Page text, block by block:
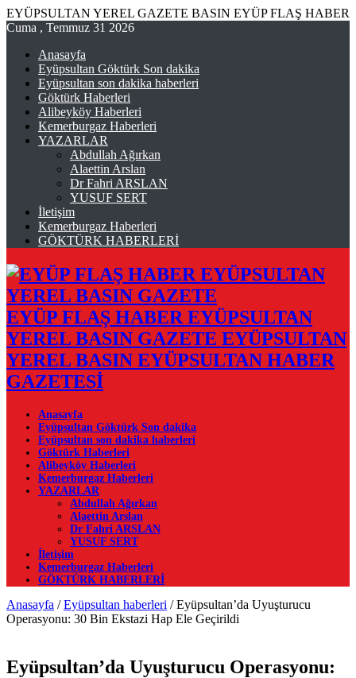
EYÜPSULTAN YEREL GAZETE BASIN EYÜP FLAŞ HABER
Cuma , Temmuz 31 2026
Anasayfa
Eyüpsultan Göktürk Son dakika
Eyüpsultan son dakika haberleri
Göktürk Haberleri
Alibeyköy Haberleri
Kemerburgaz Haberleri
YAZARLAR
Abdullah Ağırkan
Alaettin Arslan
Dr Fahri ARSLAN
YUSUF SERT
İletişim
Kemerburgaz Haberleri
GÖKTÜRK HABERLERİ
EYÜP FLAŞ HABER EYÜPSULTAN
YEREL BASIN GAZETE EYÜPSULTAN
YEREL BASIN EYÜPSULTAN HABER
GAZETESİ
Anasayfa
Eyüpsultan Göktürk Son dakika
Eyüpsultan son dakika haberleri
Göktürk Haberleri
Alibeyköy Haberleri
Kemerburgaz Haberleri
YAZARLAR
Abdullah Ağırkan
Alaettin Arslan
Dr Fahri ARSLAN
YUSUF SERT
İletişim
Kemerburgaz Haberleri
GÖKTÜRK HABERLERİ
Anasayfa / Eyüpsultan haberleri / Eyüpsultan’da Uyuşturucu
Operasyonu: 30 Bin Ekstazi Hap Ele Geçirildi
Eyüpsultan’da Uyuşturucu Operasyonu: